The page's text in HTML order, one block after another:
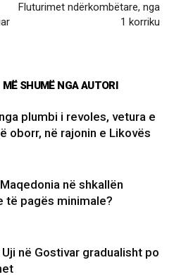
Fluturimet ndërkombëtare, nga
1 korriku
MË SHUMË NGA AUTORI
plumbi i revoles, vetura e
oborr, në rajonin e Likovës
në shkallën
të pagës minimale?
në Gostivar gradualisht po